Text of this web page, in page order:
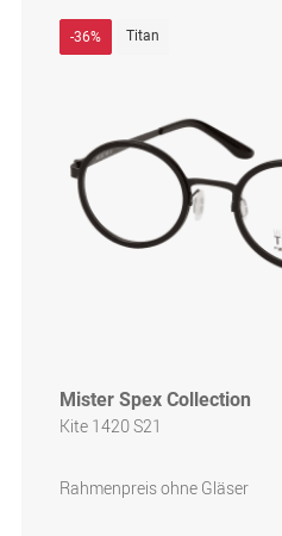
-36% Titan
Mister Spex Collection
Kite 1420 S21
Rahmenpreis ohne Gläser